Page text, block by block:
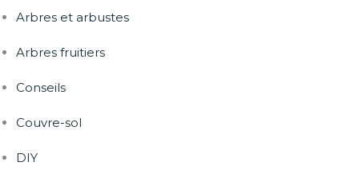
Arbres et arbustes
Arbres fruitiers
Conseils
Couvre-sol
DIY